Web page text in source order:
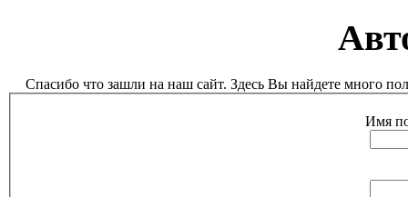
Спасибо что зашли на наш сайт. Здесь Вы найдете много
Имя